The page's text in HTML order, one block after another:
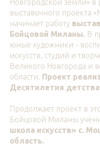
Новгородской земли» в
выставочного проекта
начинает работу
Бойцовой Миланы. В
юные художники -
искусств, студий и
Великого Новгорода и
области. Проект
Десятилетия
Продолжает проект в
Бойцовой Миланы
школа искусств» с.
область.